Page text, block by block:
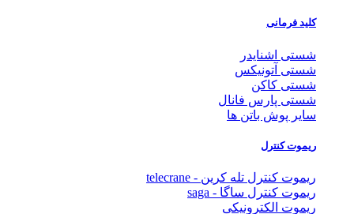
کلید فرمانی
شستی اشنایدر
شستی آتونیکس
شستی کاکن
شستی پارس فانال
سایر پوش باتن ها
ریموت کنترل
ریموت کنترل تله کرین - telecrane
ریموت کنترل ساگا - saga
ریموت الکترونیکی